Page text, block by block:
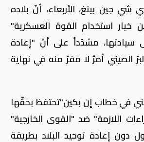
شي جين بينغ، الأربعاء، أنّ بلاده
خيار استخدام القوة العسكرية"
سيادتها، مشدّداً على أنّ "إعادة
الصيني أمرٌ لا مفرّ منه في نهاية
في خطاب إن بكين"تحتفظ بحقّها
اللازمة" ضد "القوى الخارجية"
دون إعادة توحيد البلاد بطريقة